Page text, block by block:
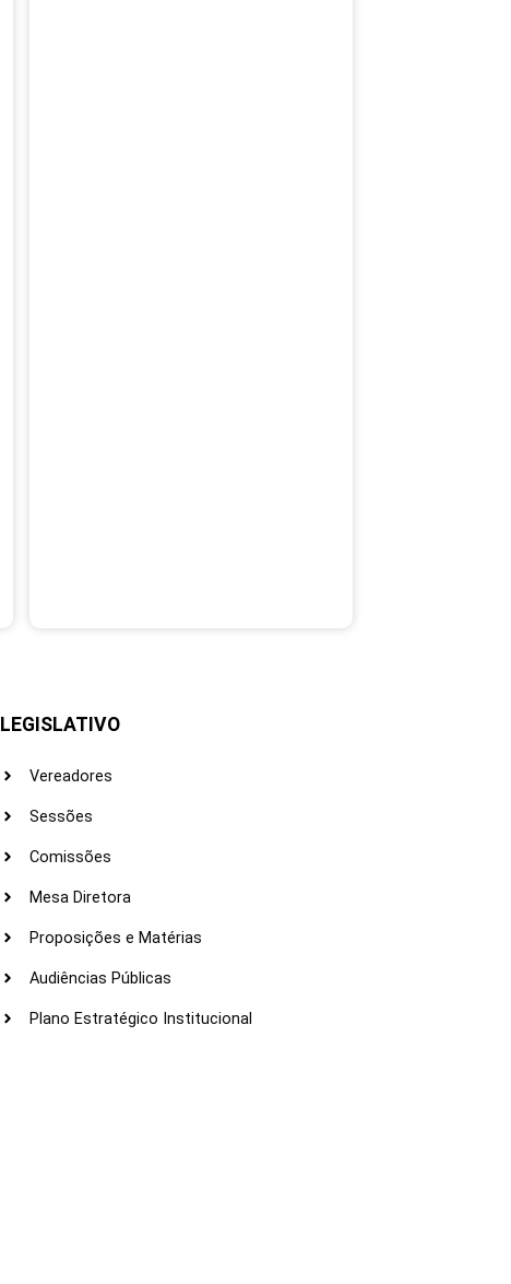
LEGISLATIVO
Vereadores
Sessões
Comissões
Mesa Diretora
Proposições e Matérias
Audiências Públicas
Plano Estratégico Institucional